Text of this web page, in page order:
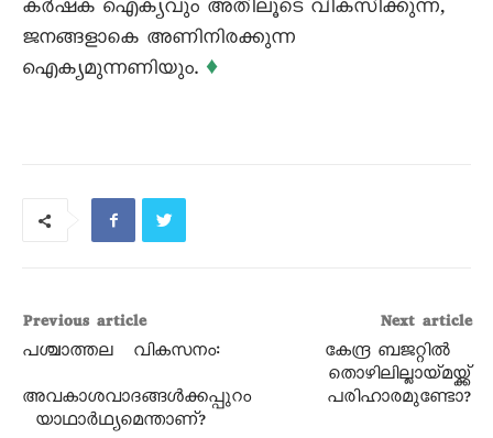
കർഷക ഐക്യവും അതിലൂടെ വികസിക്കുന്ന,
ജനങ്ങളാകെ അണിനിരക്കുന്ന
ഐക്യമുന്നണിയും. ♦
Previous article
പശ്ചാത്തല വികസനം:
അവകാശവാദങ്ങൾക്കപ്പുറം
യാഥാർഥ്യമെന്താണ്?
Next article
കേന്ദ്ര ബജറ്റിൽ
തൊഴിലില്ലായ്മയ്ക്ക്
പരിഹാരമുണ്ടോ?